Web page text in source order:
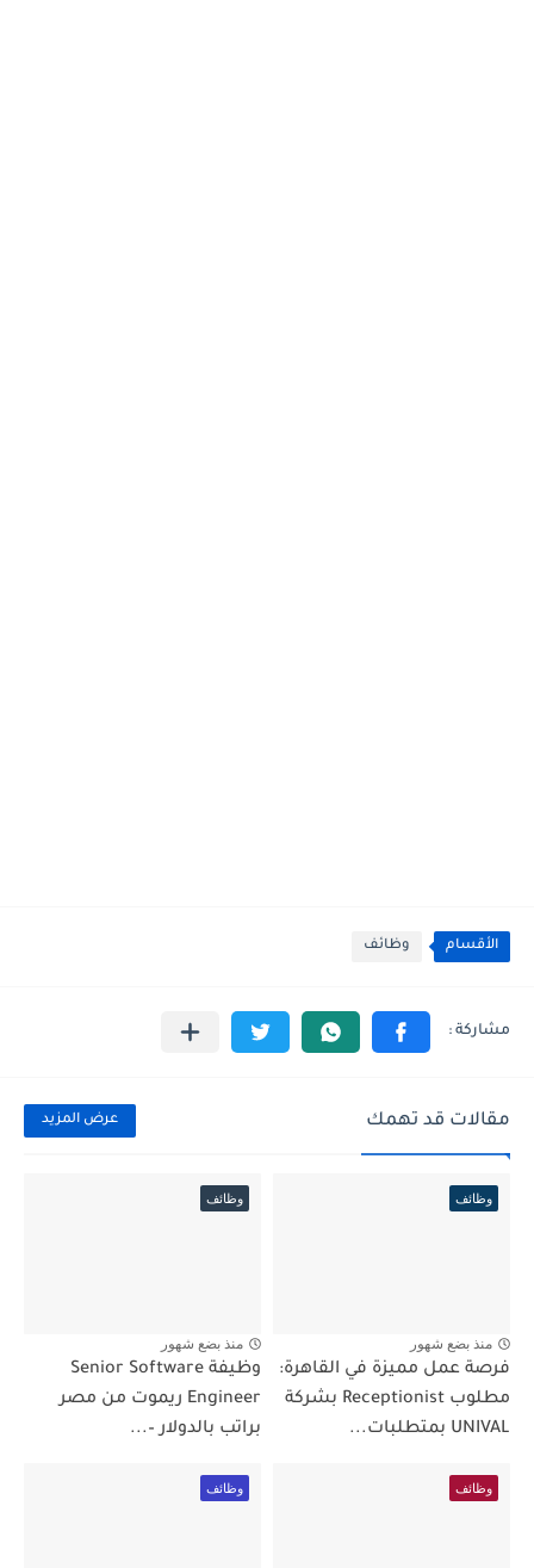
الأقسام وظائف
مقالات قد تهمك عرض المزيد
وظائف
منذ بضع شهور
فرصة عمل مميزة في القاهرة:
مطلوب Receptionist بشركة
UNIVAL بمتطلبات...
وظائف
منذ بضع شهور
وظيفة Senior Software
Engineer ريموت من مصر
براتب بالدولار –...
وظائف وظائف